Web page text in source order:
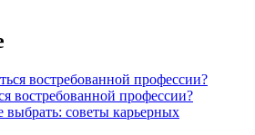
востребованной профессии?